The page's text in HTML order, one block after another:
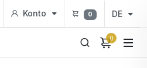
Konto 0 DE
0